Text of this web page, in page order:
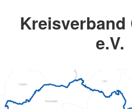
Kreisverband
e.V.